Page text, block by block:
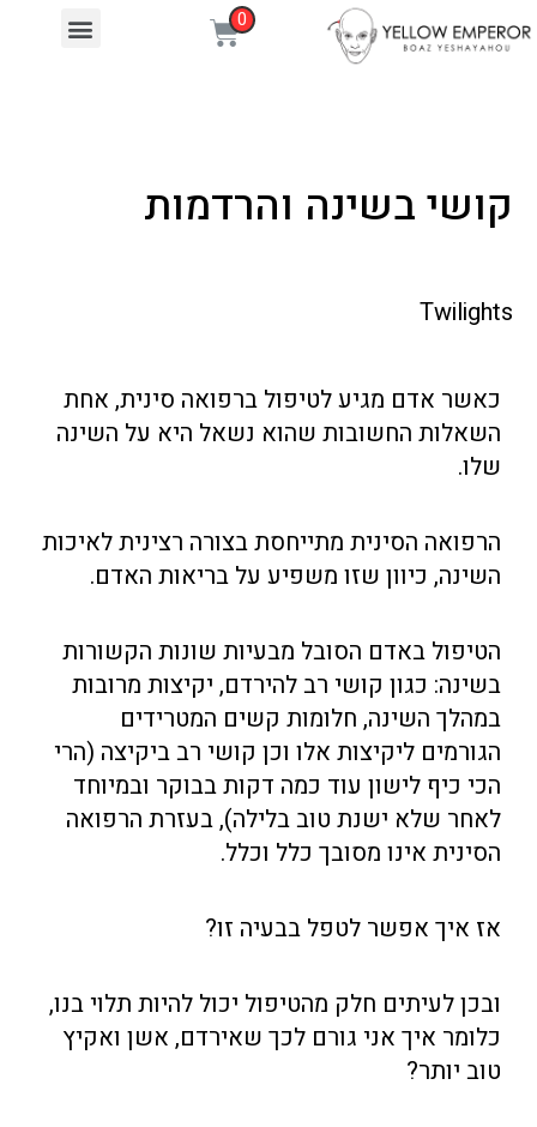
קושי בשינה והרדמות
Twilights
כאשר אדם מגיע לטיפול ברפואה סינית, אחת
השאלות החשובות שהוא נשאל היא על השינה
שלו.
הרפואה הסינית מתייחסת בצורה רצינית לאיכות
השינה, כיוון שזו משפיע על בריאות האדם.
הטיפול באדם הסובל מבעיות שונות הקשורות
בשינה: כגון קושי רב להירדם, יקיצות מרובות
במהלך השינה, חלומות קשים המטרידים
הגורמים ליקיצות אלו וכן קושי רב ביקיצה (הרי
הכי כיף לישון עוד כמה דקות בבוקר ובמיוחד
לאחר שלא ישנת טוב בלילה), בעזרת הרפואה
הסינית אינו מסובך כלל וכלל.
אז איך אפשר לטפל בבעיה זו?
ובכן לעיתים חלק מהטיפול יכול להיות תלוי בנו,
כלומר איך אני גורם לכך שאירדם, אשן ואקיץ
טוב יותר?